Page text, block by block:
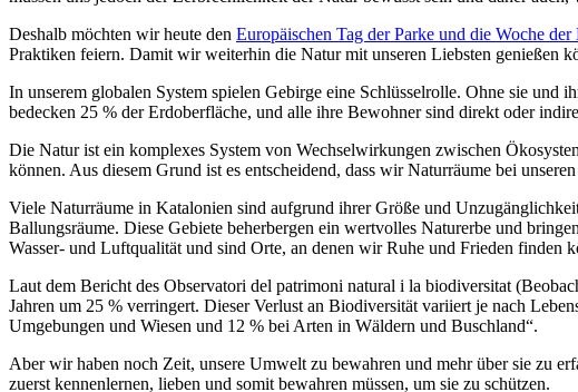
Welch ein Vergnügen, in die Weite der Berge einzutauchen und durch die Stille
müssen uns jedoch der Zerbrechlichkeit der Natur bewusst sein und daher
Deshalb möchten wir heute denEuropäischen Tag der Parke und die Woche der
Praktiken feiern. Damit wir weiterhin die Natur mit unseren Liebsten genießen
In unserem globalen System spielen Gebirge eine Schlüsselrolle. Ohne sie und
bedecken 25 % der Erdoberfläche, und alle ihre Bewohner sind direkt oder
Die Natur ist ein komplexes System von Wechselwirkungen zwischen
können. Aus diesem Grund ist es entscheidend, dass wir Naturräume bei
Viele Naturräume in Katalonien sind aufgrund ihrer Größe und
Ballungsräume. Diese Gebiete beherbergen ein wertvolles Naturerbe und
Wasser- und Luftqualität und sind Orte, an denen wir Ruhe und Frieden
Laut dem Bericht des Observatori del patrimoni natural i la biodiversitat
Jahren um 25 % verringert. Dieser Verlust an Biodiversität variiert je nach
Umgebungen und Wiesen und 12 % bei Arten in Wäldern und Buschland“.